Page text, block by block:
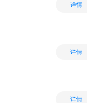
详情
详情
详情